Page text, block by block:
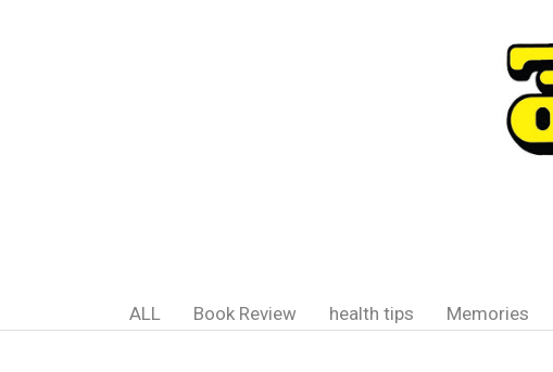
ALL Book Review health tips Memories